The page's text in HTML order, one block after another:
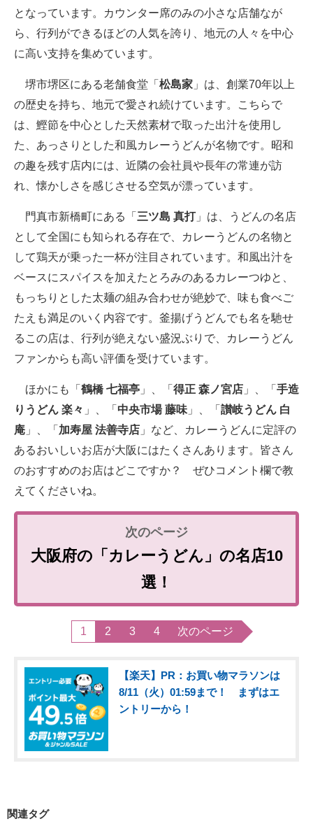
となっています。カウンター席のみの小さな店舗なが
ら、行列ができるほどの人気を誇り、地元の人々を中心
に高い支持を集めています。
堺市堺区にある老舗食堂「 松島家 」は、創業70年以上
の歴史を持ち、地元で愛され続けています。こちらで
は、鰹節を中心とした天然素材で取った出汁を使用し
た、あっさりとした和風カレーうどんが名物です。昭和
の趣を残す店内には、近隣の会社員や長年の常連が訪
れ、懐かしさを感じさせる空気が漂っています。
門真市新橋町にある「 三ツ島 真打」は、うどんの名店
として全国にも知られる存在で、カレーうどんの名物と
して鶏天が乗った一杯が注目されています。和風出汁を
ベースにスパイスを加えたとろみのあるカレーつゆと、
もっちりとした太麺の組み合わせが絶妙で、味も食べご
たえも満足のいく内容です。釜揚げうどんでも名を馳せ
るこの店は、行列が絶えない盛況ぶりで、カレーうどん
ファンからも高い評価を受けています。
ほかにも「 鶴橋 七福亭 」、「 得正 森ノ宮店 」、「 手造
りうどん 楽々 」、「 中央市場 藤味 」、「 讃岐うどん 白
庵 」、「 加寿屋 法善寺店 」など、カレーうどんに定評の
あるおいしいお店が大阪にはたくさんあります。皆さん
のおすすめのお店はどこですか？ ぜひコメント欄で教
えてくださいね。
大阪府の「カレーうどん」の名店10
選！
1 2 3 4 次のページ
【楽天】PR：お買い物マラソンは
8/11（火）01:59まで！ まずはエ
ントリーから！
関連タグ